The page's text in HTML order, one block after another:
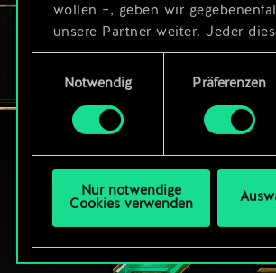
wollen –, geben wir
unsere Partner weiter. Jeder
allerdings deine Zustimmung.
„Einstellungen“, wo du, falls
Notwendig
Präferenzen
Nur notwendige
Cookies verwenden